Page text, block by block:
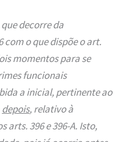
decorre da
com o que dispõe o art.
momentos para se
funcionais
a inicial, pertinente ao
depois, relativo à
arts. 396 e 396-A. Isto,